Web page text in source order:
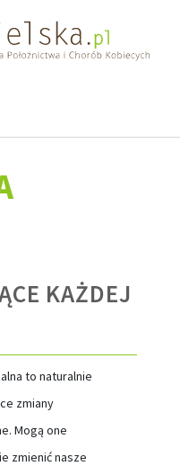
KAŻDEJ
to naturalnie
zmiany
Mogą one
zmienić nasze